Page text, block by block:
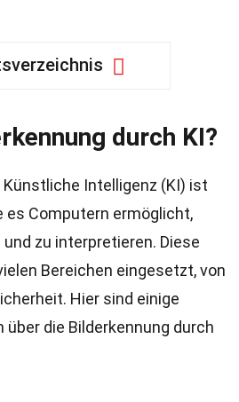
durch KI?
Intelligenz (KI) ist
es Computern ermöglicht,
zu interpretieren. Diese
Bereichen eingesetzt, von
Hier sind einige
die Bilderkennung durch